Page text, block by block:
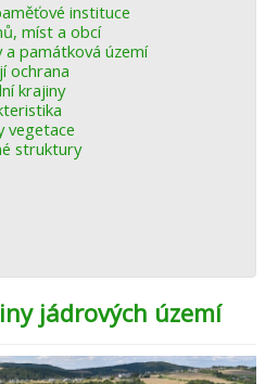
instituce
míst a obcí
a památková území
ochrana
krajiny
vegetace
struktury
jádrových území